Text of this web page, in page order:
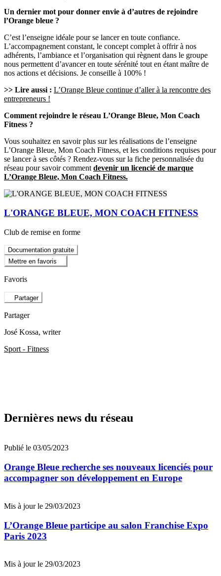
Un dernier mot pour donner envie à d’autres de rejoindre
l’Orange bleue ?
C’est l’enseigne idéale pour se lancer en toute confiance.
L’accompagnement constant, le concept complet à offrir à nos
adhérents, l’ambiance et l’organisation qui règnent dans le groupe
nous permettent d’avancer en toute sérénité tout en étant maître de
nos actions et décisions. Je conseille à 100% !
>> Lire aussi : L’Orange Bleue continue d’aller à la rencontre des
entrepreneurs !
Comment rejoindre le réseau L’Orange Bleue, Mon Coach
Fitness ?
Vous souhaitez en savoir plus sur les réalisations de l’enseigne
L’Orange Bleue, Mon Coach Fitness, et les conditions requises pour
se lancer à ses côtés ? Rendez-vous sur la fiche personnalisée du
réseau pour savoir commentdevenir un licencié de marque
L’Orange Bleue, Mon Coach Fitness.
L'ORANGE BLEUE, MON COACH FITNESS
Club de remise en forme
Documentation gratuite
Mettre en favoris
Favoris
Partager
Partager
José Kossa, writer
Sport - Fitness
Dernières news du réseau
Publié le 03/05/2023
Orange Bleue recherche ses nouveaux licenciés pour
accompagner son développement en Europe
Mis à jour le 29/03/2023
L’Orange Bleue participe au salon Franchise Expo
Paris 2023
Mis à jour le 29/03/2023